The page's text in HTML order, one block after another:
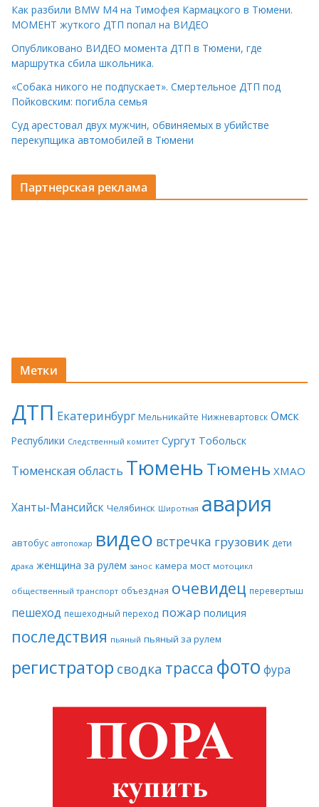
Как разбили BMW M4 на Тимофея Кармацкого в Тюмени.
МОМЕНТ жуткого ДТП попал на ВИДЕО
Опубликовано ВИДЕО момента ДТП в Тюмени, где
маршрутка сбила школьника.
«Собака никого не подпускает». Смертельное ДТП под
Пойковским: погибла семья
Суд арестовал двух мужчин, обвиняемых в убийстве
перекупщика автомобилей в Тюмени
Партнерская реклама
Метки
ДТП Екатеринбург Мельникайте Нижневартовск Омск
Республики Следственный комитет Сургут Тобольск
Тюменская область ТюменьТюмень ХМАО
Ханты-Мансийск Челябинск Широтная авария
автобус автопожар видео встречка грузовик дети
драка женщина за рулем занос камера мост мотоцикл
общественный транспорт объездная очевидец перевертыш
пешеход пешеходный переход пожар полиция
последствия пьяный пьяный за рулем
регистратор сводка трасса фото фура